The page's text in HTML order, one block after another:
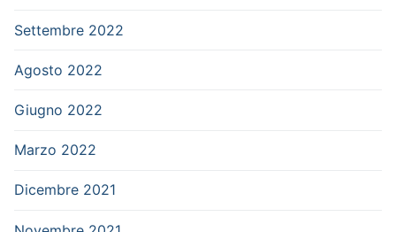
Settembre 2022
Agosto 2022
Giugno 2022
Marzo 2022
Dicembre 2021